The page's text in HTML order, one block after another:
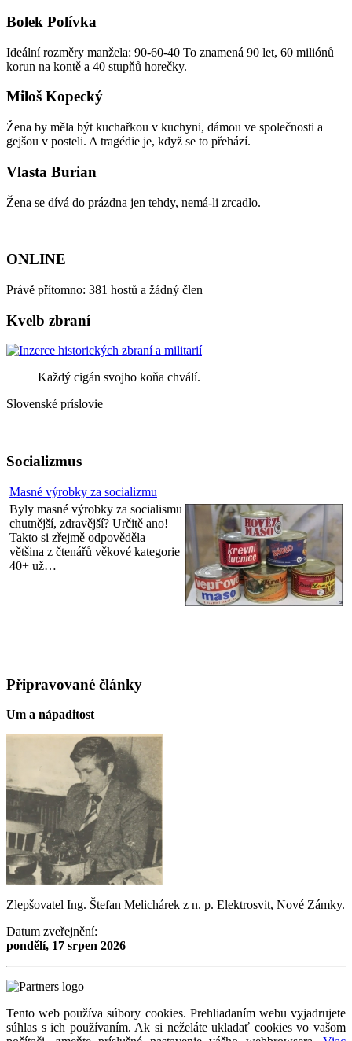
Bolek Polívka
Ideální rozměry manžela: 90-60-40 To znamená 90 let, 60 miliónů
korun na kontě a 40 stupňů horečky.
Miloš Kopecký
Žena by měla být kuchařkou v kuchyni, dámou ve společnosti a
gejšou v posteli. A tragédie je, když se to přehází.
Vlasta Burian
Žena se dívá do prázdna jen tehdy, nemá-li zrcadlo.
ONLINE
Právě přítomno: 381 hostů a žádný člen
Kvelb zbraní
Každý cigán svojho koňa chválí.
Slovenské príslovie
Socializmus
Masné výrobky za socializmu
Byly masné výrobky za socialismu
chutnější, zdravější? Určitě ano!
Takto si zřejmě odpověděla
většina z čtenářů věkové kategorie
40+ už…
Připravované články
Um a nápaditost
Zlepšovatel Ing. Štefan Melichárek z n. p. Elektrosvit, Nové Zámky.
Datum zveřejnění:
pondělí, 17 srpen 2026
Tento web používa súbory cookies. Prehliadaním webu vyjadrujete
súhlas s ich používaním. Ak si neželáte ukladať cookies vo vašom